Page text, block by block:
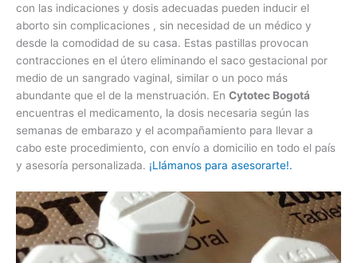
con las indicaciones y dosis adecuadas pueden inducir el
aborto sin complicaciones , sin necesidad de un médico y
desde la comodidad de su casa. Estas pastillas provocan
contracciones en el útero eliminando el saco gestacional por
medio de un sangrado vaginal, similar o un poco más
abundante que el de la menstruación. En Cytotec Bogotá
encuentras el medicamento, la dosis necesaria según las
semanas de embarazo y el acompañamiento para llevar a
cabo este procedimiento, con envío a domicilio en todo el país
y asesoría personalizada. ¡Llámanos para asesorarte!.